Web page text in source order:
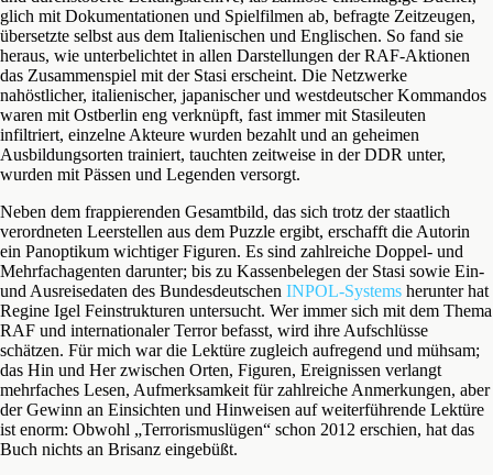
glich mit Dokumentationen und Spielfilmen ab, befragte Zeitzeugen,
übersetzte selbst aus dem Italienischen und Englischen. So fand sie
heraus, wie unterbelichtet in allen Darstellungen der RAF-Aktionen
das Zusammenspiel mit der Stasi erscheint. Die Netzwerke
nahöstlicher, italienischer, japanischer und westdeutscher Kommandos
waren mit Ostberlin eng verknüpft, fast immer mit Stasileuten
infiltriert, einzelne Akteure wurden bezahlt und an geheimen
Ausbildungsorten trainiert, tauchten zeitweise in der DDR unter,
wurden mit Pässen und Legenden versorgt.
Neben dem frappierenden Gesamtbild, das sich trotz der staatlich
verordneten Leerstellen aus dem Puzzle ergibt, erschafft die Autorin
ein Panoptikum wichtiger Figuren. Es sind zahlreiche Doppel- und
Mehrfachagenten darunter; bis zu Kassenbelegen der Stasi sowie Ein-
und Ausreisedaten des Bundesdeutschen INPOL-Systems herunter hat
Regine Igel Feinstrukturen untersucht. Wer immer sich mit dem Thema
RAF und internationaler Terror befasst, wird ihre Aufschlüsse
schätzen. Für mich war die Lektüre zugleich aufregend und mühsam;
das Hin und Her zwischen Orten, Figuren, Ereignissen verlangt
mehrfaches Lesen, Aufmerksamkeit für zahlreiche Anmerkungen, aber
der Gewinn an Einsichten und Hinweisen auf weiterführende Lektüre
ist enorm: Obwohl „Terrorismuslügen“ schon 2012 erschien, hat das
Buch nichts an Brisanz eingebüßt.